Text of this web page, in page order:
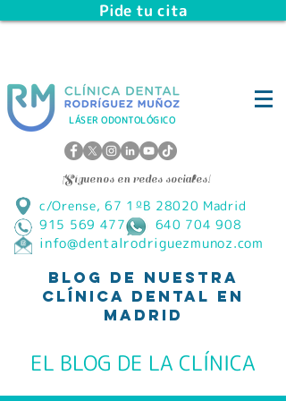
Pide tu cita
LÁSER ODONTOLÓGICO
¡Síguenos en redes sociales!
c/Orense, 67 1ºB 28020 Madrid
915 569 477 640 704 908
info@dentalrodriguezmunoz.com
Blog de Nuestra
Clínica Dental en
Madrid
EL BLOG DE LA CLÍNICA